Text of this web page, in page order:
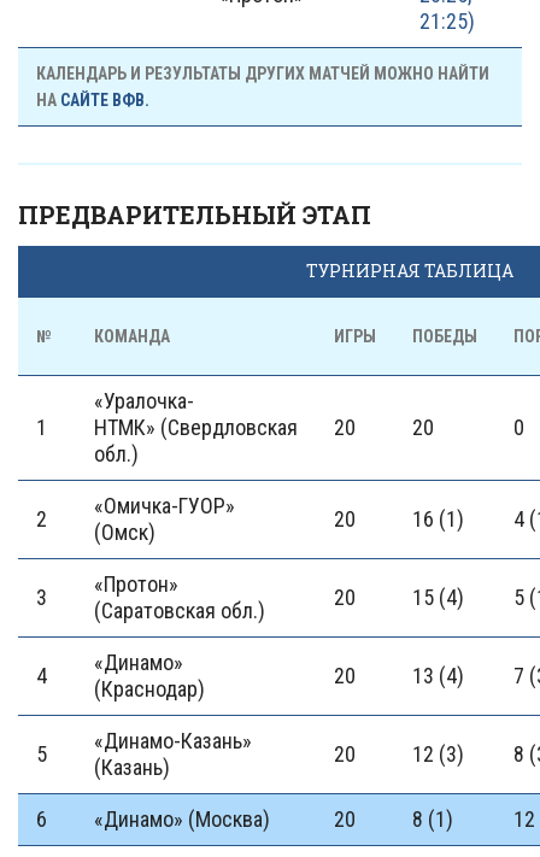
21:25)
КАЛЕНДАРЬ И РЕЗУЛЬТАТЫ ДРУГИХ МАТЧЕЙ МОЖНО НАЙТИ
НА САЙТЕ ВФВ.
ПРЕДВАРИТЕЛЬНЫЙ ЭТАП
ТУРНИРНАЯ ТАБЛИЦА
№ КОМАНДА ИГРЫ ПОБЕДЫ
1
«Уралочка-
НТМК» (Свердловская
обл.)
20 20 0
2
«Омичка-ГУОР»
(Омск)
20 16 (1) 4
3
«Протон»
(Саратовская обл.)
20 15 (4) 5
4
«Динамо»
(Краснодар)
20 13 (4) 7
5
«Динамо-Казань»
(Казань)
20 12 (3) 8
6 «Динамо» (Москва) 20 8 (1)